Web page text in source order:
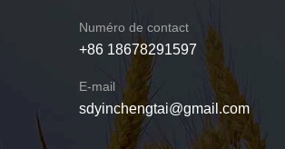
Numéro de contact
+86 18678291597
E-mail
sdyinchengtai@gmail.com